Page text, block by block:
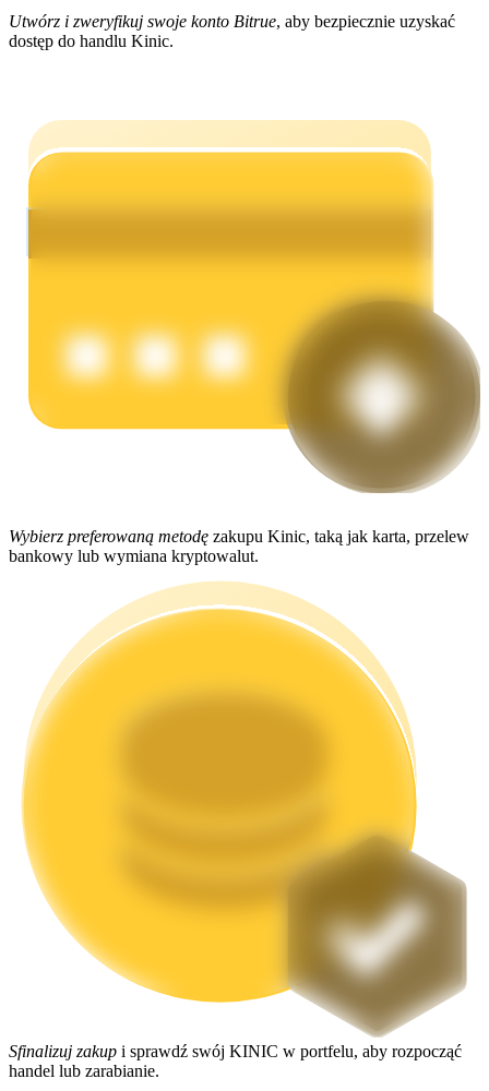
Codziennie zdobywaj konkurencyjne nagrody
Stawianie
Wysokie zyski i natychmiastowy dostęp
Launchpool
Elastyczne stawianie zakładów, aby zarabiać na popularnych
Utwórz i zweryfikuj swoje konto Bitrue, aby bezpiecznie uzyskać
dostęp do handlu Kinic.
Wybierz preferowaną metodę zakupu Kinic, taką jak karta, przelew
bankowy lub wymiana kryptowalut.
Sfinalizuj zakup i sprawdź swój KINIC w portfelu, aby rozpocząć
handel lub zarabianie.